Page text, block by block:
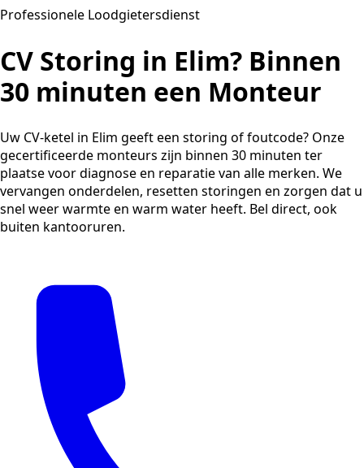
Professionele Loodgietersdienst
CV Storing in Elim? Binnen
30 minuten een Monteur
Uw CV-ketel in Elim geeft een storing of foutcode? Onze
gecertificeerde monteurs zijn binnen 30 minuten ter
plaatse voor diagnose en reparatie van alle merken. We
vervangen onderdelen, resetten storingen en zorgen dat u
snel weer warmte en warm water heeft. Bel direct, ook
buiten kantooruren.